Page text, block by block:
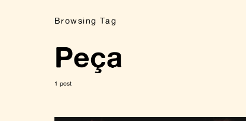
Browsing Tag
Peça
1 post